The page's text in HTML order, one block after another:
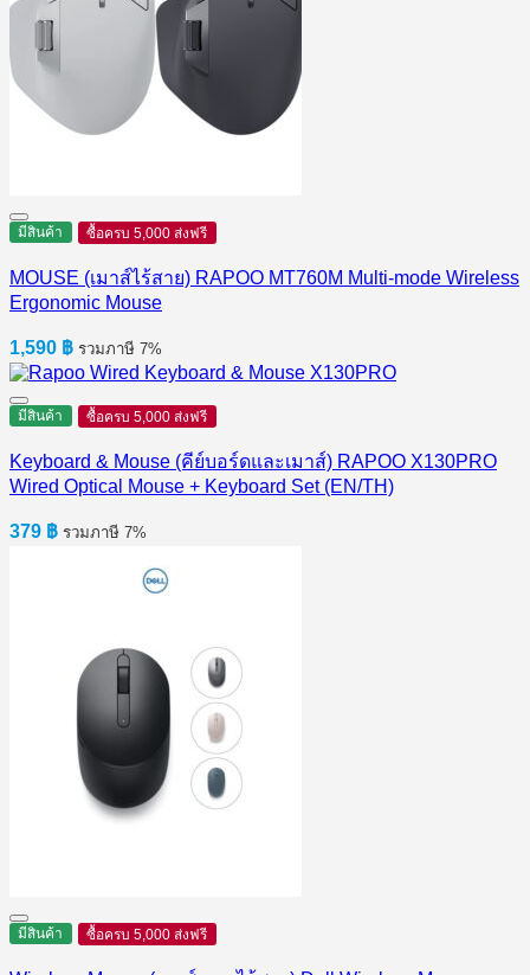
มีสินค้า ซื้อครบ 5,000 ส่งฟรี
MOUSE (เมาส์ไร้สาย) RAPOO MT760M Multi-mode Wireless
Ergonomic Mouse
1,590 ฿ รวมภาษี 7%
มีสินค้า ซื้อครบ 5,000 ส่งฟรี
Keyboard & Mouse (คีย์บอร์ดและเมาส์) RAPOO X130PRO
Wired Optical Mouse + Keyboard Set (EN/TH)
379 ฿ รวมภาษี 7%
มีสินค้า ซื้อครบ 5,000 ส่งฟรี